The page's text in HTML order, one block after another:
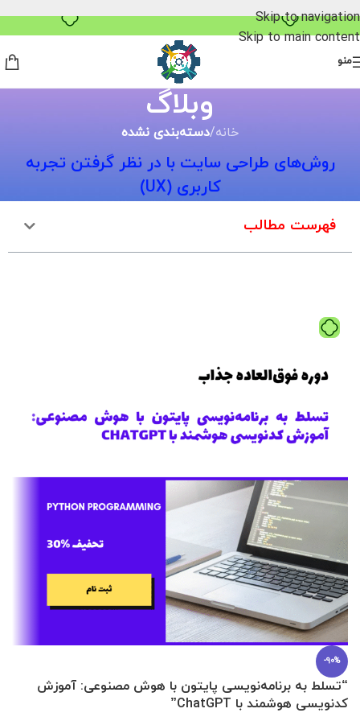
Skip to navigation
Skip to main content
منو
وبلاگ
خانه/دسته‌بندی نشده
روش‌های طراحی سایت با در نظر گرفتن تجربه
کاربری (UX)
فهرست مطالب
-90%
“تسلط به برنامه‌نویسی پایتون با هوش مصنوعی: آموزش
کدنویسی هوشمند با ChatGPT”